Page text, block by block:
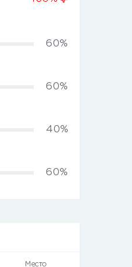
60%
60%
40%
60%
Место